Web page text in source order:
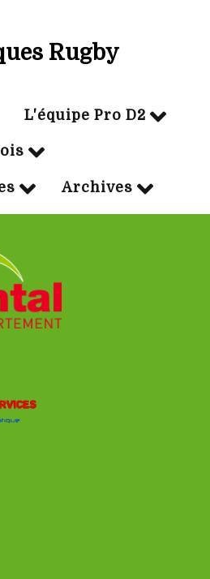
Rugby
L'équipe Pro D2
Archives